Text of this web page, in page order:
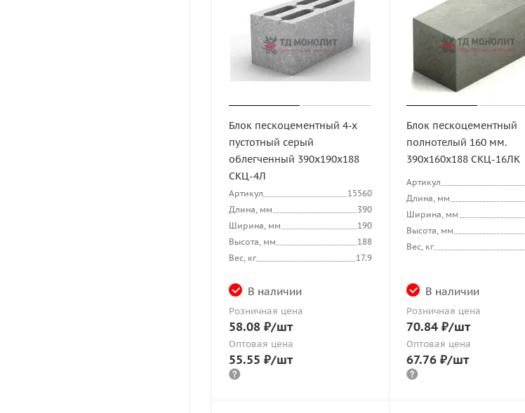
Блок пескоцементный 4-х
пустотный серый
облегченный 390х190х188
СКЦ-4Л
Артикул
15560
Длина, мм
390
Ширина, мм
190
Высота, мм
188
Вес, кг
17.9
В наличии
Розничная цена
58.08 ₽/шт
Оптовая цена
55.55 ₽/шт
Блок пескоцементный
полнотелый 160 мм.
390х160х188 СКЦ-16ЛК
Артикул
Длина, мм
Ширина, мм
Высота, мм
Вес, кг
В наличии
Розничная цена
70.84 ₽/шт
Оптовая цена
67.76 ₽/шт